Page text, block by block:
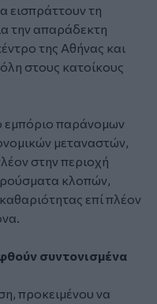
εισπράττουν τη
την απαράδεκτη
της Αθήνας και
στους κατοίκους
εμπόριο παράνομων
μεταναστών,
στην περιοχή
κλοπών,
επί πλέον
συντονισμένα
προκειμένου να